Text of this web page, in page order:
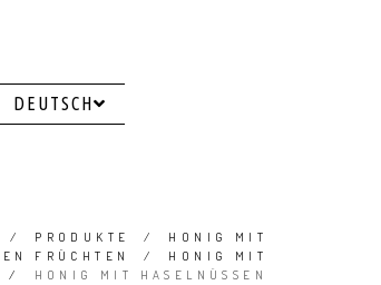
DEUTSCH
/ PRODUKTE / HONIG MIT
FRÜCHTEN
/ HONIG MIT
/
HONIG MIT HASELNÜSSEN